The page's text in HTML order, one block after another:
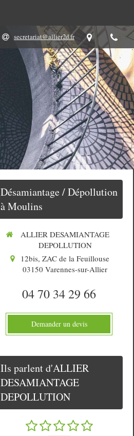
secretariat@allier2d.fr
Désamiantage / Dépollution
à Moulins
ALLIER DESAMIANTAGE
DEPOLLUTION
12bis, ZAC de la Feuillouse
03150 Varennes-sur-Allier
04 70 34 29 66
Demander un devis
Ils parlent d'ALLIER
DESAMIANTAGE
DEPOLLUTION